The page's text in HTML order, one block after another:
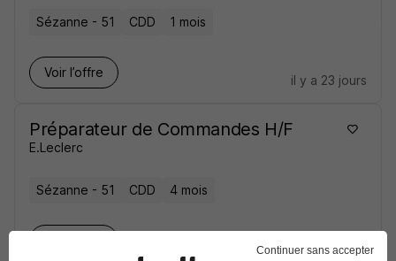
Sézanne - 51 CDD 1 mois
Voir l’offre
il y a 23 jours
Préparateur de Commandes H/F
E.Leclerc
Sézanne - 51 CDD 4 mois
il y a 26 jours
Continuer sans accepter